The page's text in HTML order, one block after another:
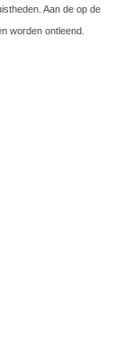
Aan de op de
worden ontleend.